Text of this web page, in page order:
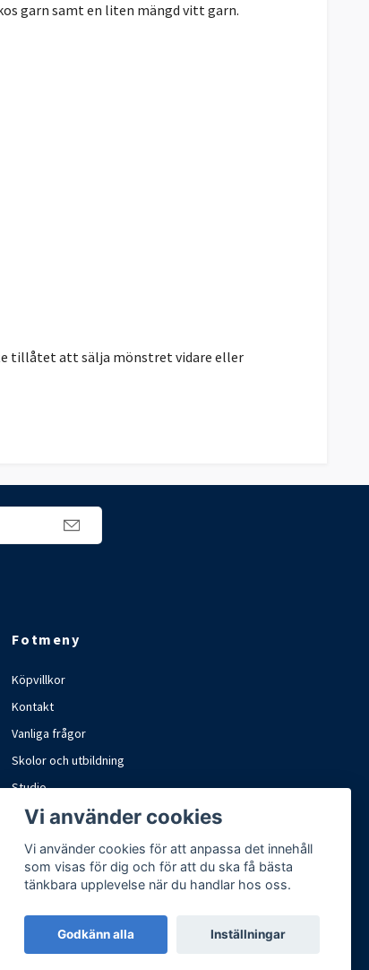
garn samt en liten mängd vitt garn.
tillåtet att sälja mönstret vidare eller
Fotmeny
Köpvillkor
Kontakt
Vanliga frågor
Skolor och utbildning
Studio
Marknader och mässor
Vi använder cookies
Vi använder cookies för att anpassa det innehåll
som visas för dig och för att du ska få bästa
tänkbara upplevelse när du handlar hos oss.
Godkänn alla Inställningar